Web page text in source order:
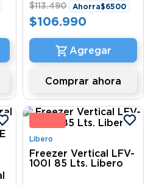
$113.490 Ahorra$6500
$106.990
Comprar ahora
Libero
Freezer Vertical LFV-
100I 85 Lts. Libero